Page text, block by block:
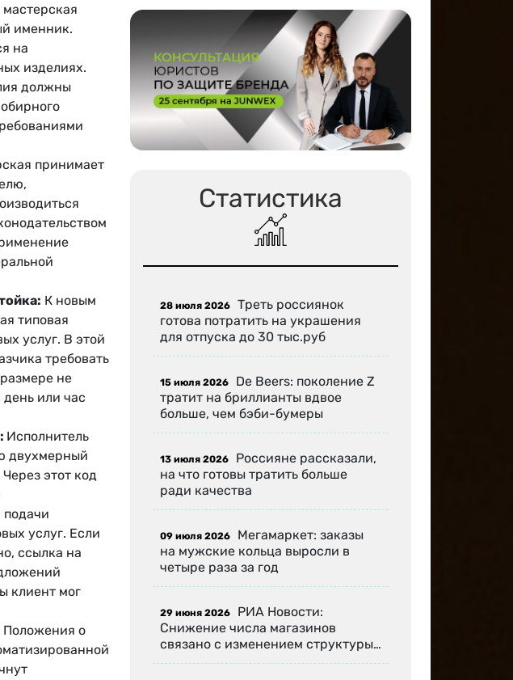
именник.
на
изделиях.
должны
принимает
К новым
типовая
услуг. В этой
требовать
не
или час
Исполнитель
двухмерный
этот код
услуг. Если
ссылка на
клиент мог
Положения о
Статистика
28 июля 2026 Треть россиянок
готова потратить на украшения
для отпуска до 30 тыс.руб
15 июля 2026 De Beers: поколение Z
тратит на бриллианты вдвое
больше, чем бэби-бумеры
13 июля 2026 Россияне рассказали,
на что готовы тратить больше
ради качества
09 июля 2026 Мегамаркет: заказы
на мужские кольца выросли в
четыре раза за год
29 июня 2026 РИА Новости:
Снижение числа магазинов
связано с изменением структуры…